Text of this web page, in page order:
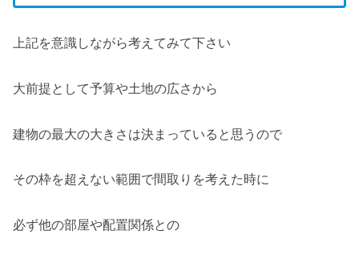
上記を意識しながら考えてみて下さい
大前提として予算や土地の広さから
建物の最大の大きさは決まっていると思うので
その枠を超えない範囲で間取りを考えた時に
必ず他の部屋や配置関係との